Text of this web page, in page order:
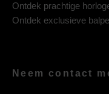
Ontdek prachtige
Ontdek exclusieve
Neem contact